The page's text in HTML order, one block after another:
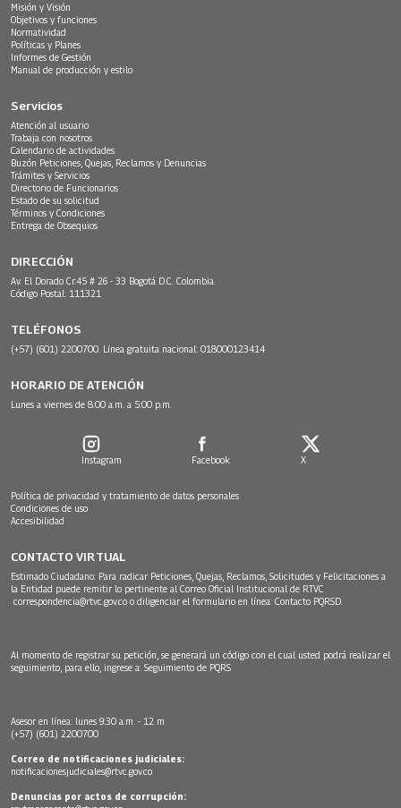
Misión y Visión
Objetivos y funciones
Normatividad
Políticas y Planes
Informes de Gestión
Manual de producción y estilo
Servicios
Atención al usuario
Trabaja con nosotros
Calendario de actividades
Buzón Peticiones, Quejas, Reclamos y Denuncias
Trámites y Servicios
Directorio de Funcionarios
Estado de su solicitud
Términos y Condiciones
Entrega de Obsequios
DIRECCIÓN
Av. El Dorado Cr.45 # 26 - 33 Bogotá D.C. Colombia.
Código Postal: 111321
TELÉFONOS
(+57) (601) 2200700. Línea gratuita nacional: 018000123414
HORARIO DE ATENCIÓN
Lunes a viernes de 8:00 a.m. a 5:00 p.m.
Instagram Facebook X
Política de privacidad y tratamiento de datos personales
Condiciones de uso
Accesibilidad
CONTACTO VIRTUAL
Estimado Ciudadano: Para radicar Peticiones, Quejas, Reclamos, Solicitudes y Felicitaciones a
la Entidad puede remitir lo pertinente al Correo Oficial Institucional de RTVC
correspondencia@rtvc.gov.co o diligenciar el formulario en línea: Contacto PQRSD.
Al momento de registrar su petición, se generará un código con el cual usted podrá realizar el
seguimiento, para ello, ingrese a: Seguimiento de PQRS
Asesor en línea: lunes 9:30 a.m. - 12 m
(+57) (601) 2200700
Correo de notificaciones judiciales:
notificacionesjudiciales@rtvc.gov.co
Denuncias por actos de corrupción: